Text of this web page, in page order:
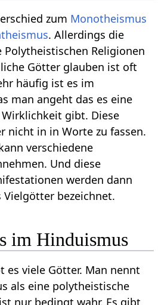
zum Monotheismus
. Allerdings die
Religionen
Götter glauben ist oft
häufig ist es im
man angeht das es eine
gibt. Diese
nicht in in Worte zu fassen.
verschiedene
Und diese
werden dann
Vielgötter bezeichnet.
im Hinduismus
es viele Götter. Man nennt
als eine polytheistische
nur bedingt wahr. Es gibt